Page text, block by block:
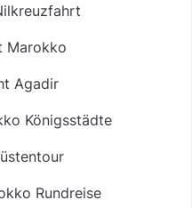
Marokko
Agadir
Königsstädte
Rundreise